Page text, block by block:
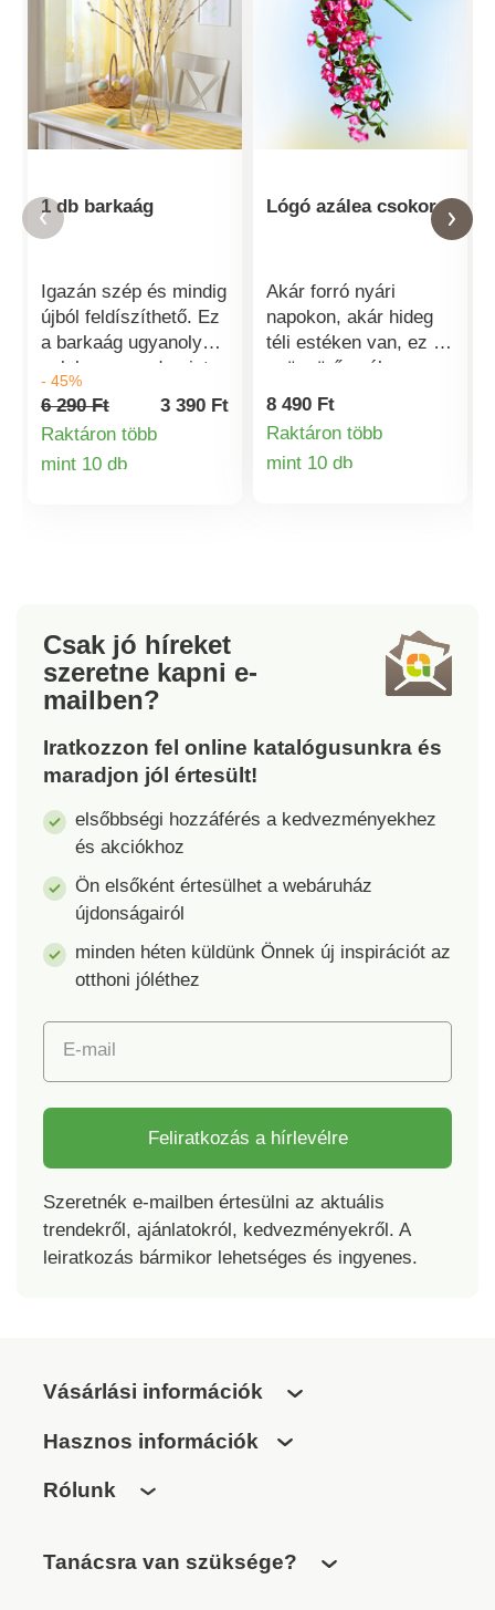
1 db barkaág
Igazán szép és mindig
újból feldíszíthető. Ez
a barkaág ugyanolyan
pelyhes marad, mint
az első napon -
illusztráció és 5
barkaágat mutat.
- 45%
6 290 Ft
3 390 Ft
Raktáron több
mint 10 dbTermékinformációk
Lógó azálea csokor
Akár forró nyári
napokon, akár hideg
téli estéken van, ez a
gyönyörű azálea
mindig teljes
és gondozás nélkül.
8 490 Ft
Raktáron több
mint 10 db
Csak jó híreket
szeretne kapni e-
mailben?
Iratkozzon fel online katalógusunkra és
maradjon jól értesült!
elsőbbségi hozzáférés a kedvezményekhez
és akciókhoz
Ön elsőként értesülhet a webáruház
újdonságairól
minden héten küldünk Önnek új inspirációt az
otthoni jóléthez
E-mail
Feliratkozás a hírlevélre
Szeretnék e-mailben értesülni az aktuális
trendekről, ajánlatokról, kedvezményekről. A
leiratkozás bármikor lehetséges és ingyenes.
Vásárlási információk
Hasznos információk
Rólunk
Tanácsra van szüksége?